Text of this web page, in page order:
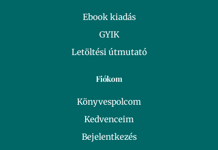
Ebook kiadás
GYIK
Letöltési útmutató
Fiókom
Könyvespolcom
Kedvenceim
Bejelentkezés